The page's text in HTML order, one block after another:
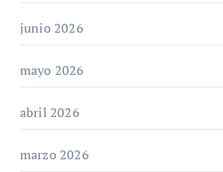
junio 2026
mayo 2026
abril 2026
marzo 2026